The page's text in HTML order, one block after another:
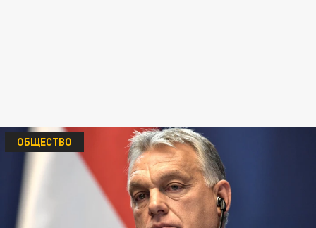
ОБЩЕСТВО